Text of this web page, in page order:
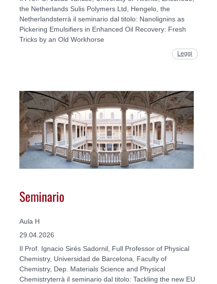
the Netherlands Sulis Polymers Ltd, Hengelo, the
Netherlandsterrà il seminario dal titolo: Nanolignins as
Pickering Emulsifiers in Enhanced Oil Recovery: Fresh
Tricks by an Old Workhorse
Leggi
Seminario
Aula H
29.04.2026
Il Prof. Ignacio Sirés Sadornil, Full Professor of Physical
Chemistry, Universidad de Barcelona, Faculty of
Chemistry, Dep. Materials Science and Physical
Chemistryterrà il seminario dal titolo: Tackling the new EU